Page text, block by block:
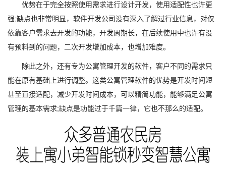
优势在于完全按照使用需求进行设计开发，使用适配性也许更
强;缺点也非常明显，软件开发公司没有深入了解过行业信息，对仅
依靠客户需求去开发的功能，开发周期长，在后续使用中也许有没
有预料到的问题，二次开发增加成本，也增加难度。
除此之外，还有专为公寓管理开发的软件，客户不同的需求只
能在原有基础上进行调整。这类公寓管理软件的优势是开发时间短
甚至直接适配，减少开发时间成本，可以精简功能，能够满足公寓
管理的基本需求;缺点是功能过于千篇一律，它也不那么的适配。